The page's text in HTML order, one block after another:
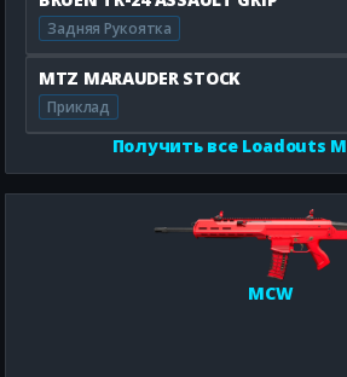
Задняя Рукоятка
MTZ MARAUDER STOCK
Приклад
Получить все Loadouts
MCW